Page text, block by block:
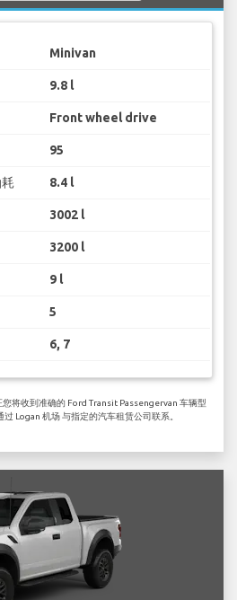
Minivan
9.8 l
Front wheel drive
95
8.4 l
3002 l
3200 l
9 l
5
6, 7
将收到准确的 Ford Transit Passengervan 车辆型
Logan 机场 与指定的汽车租赁公司联系。